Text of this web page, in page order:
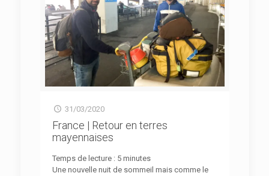
31/03/2020
France | Retour en terres
mayennaises
Temps de lecture : 5 minutes
Une nouvelle nuit de sommeil mais comme le